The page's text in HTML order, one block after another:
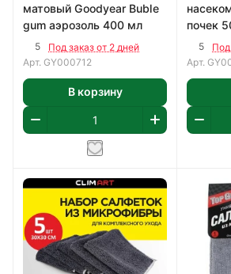
матовый Goodyear Buble
gum аэрозоль 400 мл
5
Под заказ от 2 дней
Арт. GY000712
В корзину
5
Под
Арт.